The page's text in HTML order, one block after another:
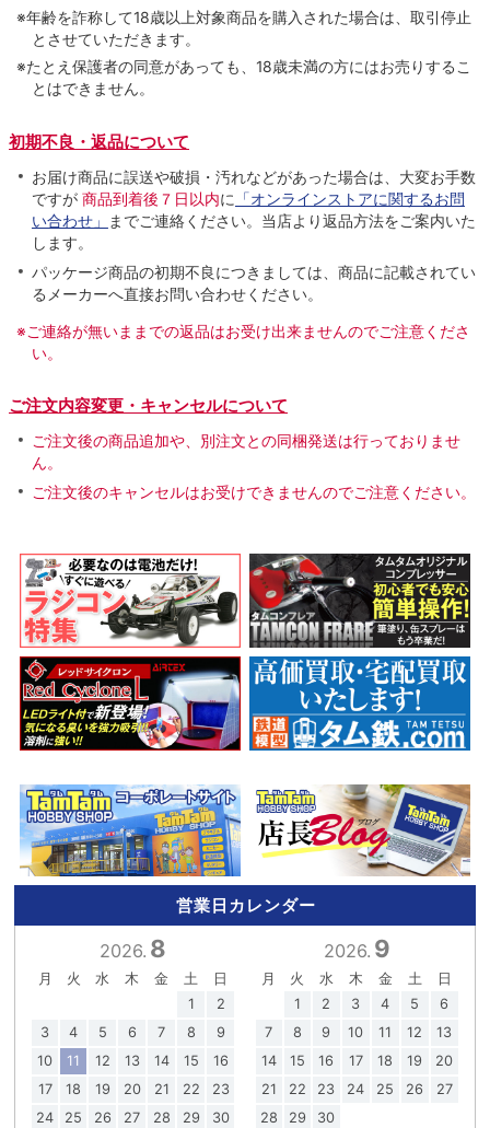
※年齢を詐称して18歳以上対象商品を購入された場合は、取引停止
とさせていただきます。
※たとえ保護者の同意があっても、18歳未満の方にはお売りするこ
とはできません。
初期不良・返品について
お届け商品に誤送や破損・汚れなどがあった場合は、大変お手数
ですが 商品到着後７日以内に 「オンラインストアに関するお問
い合わせ」
までご連絡ください。当店より返品方法をご案内いた
します。
パッケージ商品の初期不良につきましては、商品に記載されてい
るメーカーへ直接お問い合わせください。
※ご連絡が無いままでの返品はお受け出来ませんのでご注意くださ
い。
ご注文内容変更・キャンセルについて
ご注文後の商品追加や、別注文との同梱発送は行っておりませ
ん。
ご注文後のキャンセルはお受けできませんのでご注意ください。
営業日カレンダー
2026. 8
月 火 水 木 金 土
日
1
2
3
4 5 6 7 8
9
10
11 12 13 14 15
16
17
18 19 20 21 22
23
24
25 26 27 28 29
30
2026. 9
月 火 水 木 金 土
日
1
2 3 4 5
6
7
8 9 10 11 12
13
14
15 16 17 18 19
20
21
22 23 24 25 26
27
28
29 30